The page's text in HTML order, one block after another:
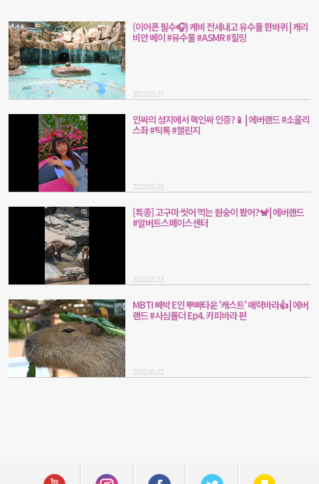
(이어폰 필수🎧) 캐비 전세내고 유수풀 한바퀴 | 캐리
비안 베이 #유수풀 #ASMR #힐링
2022.05.27
인싸의 성지에서 핵인싸 인증?📱 | 에버랜드 #소울리
스좌 #틱톡 #챌린지
2022.05.25
[특종] 고구마 씻어 먹는 원숭이 봤어?🐒 | 에버랜드
#알버트스페이스센터
2022.05.23
MBTI 빼박 E인 뿌빠타운 '캐스트' 매력바라👍 | 에버
랜드 #사심폴더 Ep4. 카피바라 편
2022.05.22